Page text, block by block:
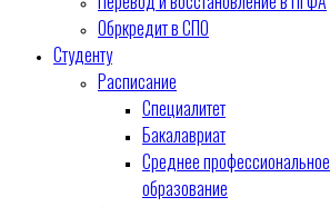
Обркредит в СПО
Студенту
Расписание
Специалитет
Бакалавриат
Среднее профессиональное
образование